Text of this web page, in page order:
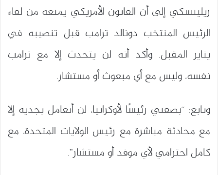
زيلينسكي إلى أن القانون الأمريكي يمنعه من لقاء
الرئيس المنتخب دونالد ترامب قبل تنصيبه في
يناير المقبل. وأكد أنه لن يتحدث إلا مع ترامب
نفسه، وليس مع أي مبعوث أو مستشار.
وتابع: “بصفتي رئيسًا لأوكرانيا، لن أتعامل بجدية إلا
مع محادثة مباشرة مع رئيس الولايات المتحدة، مع
كامل احترامي لأي موفد أو مستشار”.